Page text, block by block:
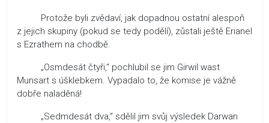
Protože byli zvědaví, jak dopadnou ostatní alespoň
z jejich skupiny (pokud se tedy podělí), zůstali ještě Erianel
s Ezrathem na chodbě.
„Osmdesát čtyři,“ pochlubil se jim Girwil wast
Munsart s úšklebkem. Vypadalo to, že komise je vážně
dobře naladěná!
„Sedmdesát dva,“ sdělil jim svůj výsledek Darwan